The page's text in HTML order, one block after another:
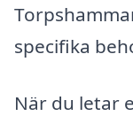
specifika
När du letar